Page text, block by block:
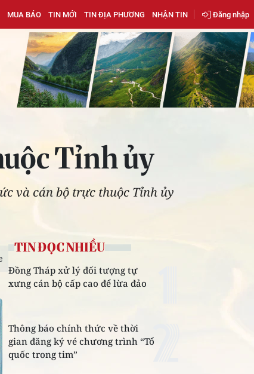
MUA BÁO TIN MỚI TIN ĐỊA PHƯƠNG NHẬN TIN Đăng nhập
Tỉnh ủy
và cán bộ trực thuộc Tỉnh ủy
TIN ĐỌC NHIỀU
Đồng Tháp xử lý đối tượng tự
xưng cán bộ cấp cao để lừa đảo
Thông báo chính thức về thời
gian đăng ký vé chương trình “Tổ
quốc trong tim”